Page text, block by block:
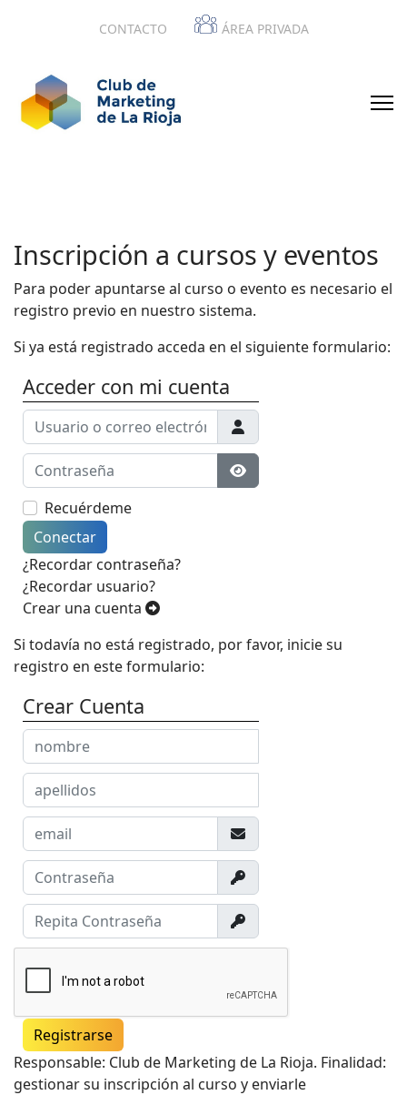
CONTACTO ÁREA PRIVADA
Inscripción a cursos y eventos
Para poder apuntarse al curso o evento es necesario el
registro previo en nuestro sistema.
Si ya está registrado acceda en el siguiente formulario:
Acceder con mi cuenta
Usuario o correo electrónico
Contraseña
Mostrar contraseña
Recuérdeme
Conectar
¿Recordar contraseña?
¿Recordar usuario?
Crear una cuenta
Si todavía no está registrado, por favor, inicie su
registro en este formulario:
Crear Cuenta
Nombre
Apellidos
Email
Contraseña
Repita Contraseña
Registrarse
Responsable: Club de Marketing de La Rioja. Finalidad:
gestionar su inscripción al curso y enviarle